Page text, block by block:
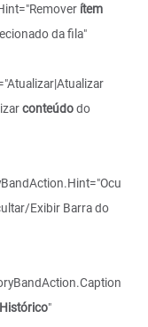
ítem
da fila"
conteúdodo
Exibir Barra do
Histórico"